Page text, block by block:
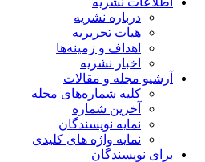
درباره نشریه
هیات تحریریه
اهداف و زمینه‌ها
اخبار نشریه
آرشیو مجله و مقالات
کلیه شماره‌های مجله
آخرین شماره
نمایه نویسندگان
نمایه واژه های کلیدی
برای نویسندگان